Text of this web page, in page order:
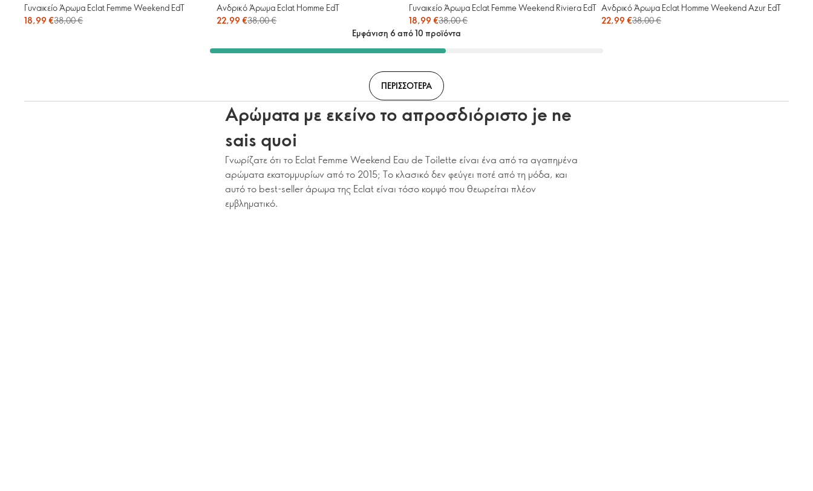
Γυναικείο Άρωμα Eclat Femme Weekend EdT
18,99 €38,00 €
Ανδρικό Άρωμα Eclat Homme EdT
22,99 €38,00 €
Γυναικείο Άρωμα Eclat Femme Weekend Riviera EdT
18,99 €38,00 €
Ανδρικό Άρωμα Eclat Homme Weekend Azur EdT
22,99 €38,00 €
Εμφάνιση 6 από 10 προϊόντα
ΠΕΡΙΣΣΟΤΕΡΑ
Αρώματα με εκείνο το απροσδιόριστο je ne
sais quoi
Γνωρίζατε ότι το Eclat Femme Weekend Eau de Toilette είναι ένα από τα αγαπημένα
αρώματα εκατομμυρίων από το 2015; Το κλασικό δεν φεύγει ποτέ από τη μόδα, και
αυτό το best-seller άρωμα της Eclat είναι τόσο κομψό που θεωρείται πλέον
εμβληματικό.